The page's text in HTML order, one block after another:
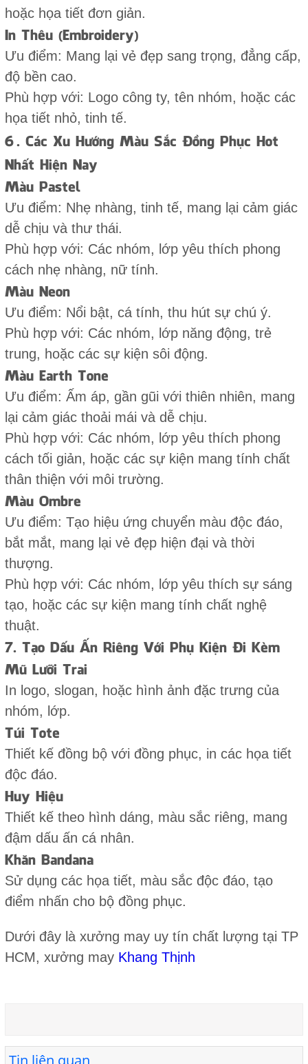
hoặc họa tiết đơn giản.
In Thêu (Embroidery)
Ưu điểm: Mang lại vẻ đẹp sang trọng, đẳng cấp,
độ bền cao.
Phù hợp với: Logo công ty, tên nhóm, hoặc các
họa tiết nhỏ, tinh tế.
6. Các Xu Hướng Màu Sắc Đồng Phục Hot
Nhất Hiện Nay
Màu Pastel
Ưu điểm: Nhẹ nhàng, tinh tế, mang lại cảm giác
dễ chịu và thư thái.
Phù hợp với: Các nhóm, lớp yêu thích phong
cách nhẹ nhàng, nữ tính.
Màu Neon
Ưu điểm: Nổi bật, cá tính, thu hút sự chú ý.
Phù hợp với: Các nhóm, lớp năng động, trẻ
trung, hoặc các sự kiện sôi động.
Màu Earth Tone
Ưu điểm: Ấm áp, gần gũi với thiên nhiên, mang
lại cảm giác thoải mái và dễ chịu.
Phù hợp với: Các nhóm, lớp yêu thích phong
cách tối giản, hoặc các sự kiện mang tính chất
thân thiện với môi trường.
Màu Ombre
Ưu điểm: Tạo hiệu ứng chuyển màu độc đáo,
bắt mắt, mang lại vẻ đẹp hiện đại và thời
thượng.
Phù hợp với: Các nhóm, lớp yêu thích sự sáng
tạo, hoặc các sự kiện mang tính chất nghệ
thuật.
7. Tạo Dấu Ấn Riêng Với Phụ Kiện Đi Kèm
Mũ Lưỡi Trai
In logo, slogan, hoặc hình ảnh đặc trưng của
nhóm, lớp.
Túi Tote
Thiết kế đồng bộ với đồng phục, in các họa tiết
độc đáo.
Huy Hiệu
Thiết kế theo hình dáng, màu sắc riêng, mang
đậm dấu ấn cá nhân.
Khăn Bandana
Sử dụng các họa tiết, màu sắc độc đáo, tạo
điểm nhấn cho bộ đồng phục.
Dưới đây là xưởng may uy tín chất lượng tại TP
HCM, xưởng may Khang Thịnh
Tin liên quan